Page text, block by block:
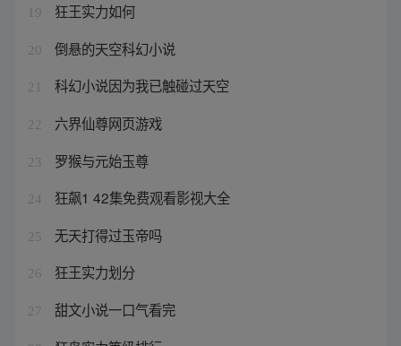
19 狂王实力如何
20 倒悬的天空科幻小说
21 科幻小说因为我已触碰过天空
22 六界仙尊网页游戏
23 罗猴与元始玉尊
24 狂飙1 42集免费观看影视大全
25 无天打得过玉帝吗
26 狂王实力划分
27 甜文小说一口气看完